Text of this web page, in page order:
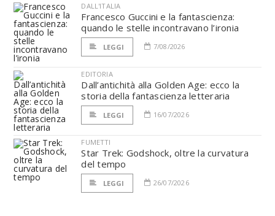
DALL'ITALIA
Francesco Guccini e la fantascienza:
quando le stelle incontravano l’ironia
LEGGI 7/08/2026
EDITORIA
Dall’antichità alla Golden Age: ecco la
storia della fantascienza letteraria
LEGGI 16/07/2026
FUMETTI
Star Trek: Godshock, oltre la curvatura
del tempo
LEGGI 26/07/2026